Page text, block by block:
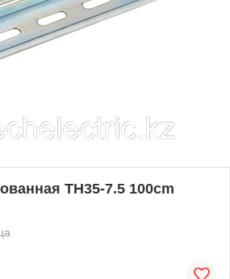
TH35-7.5 100cm